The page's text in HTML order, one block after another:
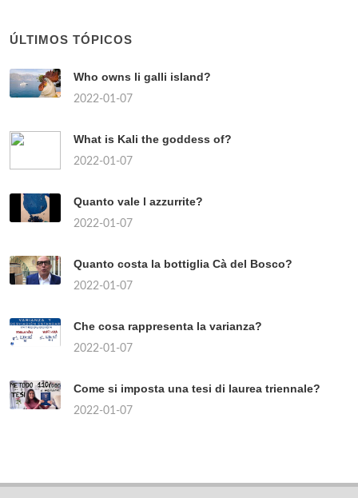
ÚLTIMOS TÓPICOS
Who owns li galli island?
2022-01-07
What is Kali the goddess of?
2022-01-07
Quanto vale l azzurrite?
2022-01-07
Quanto costa la bottiglia Cà del Bosco?
2022-01-07
Che cosa rappresenta la varianza?
2022-01-07
Come si imposta una tesi di laurea triennale?
2022-01-07